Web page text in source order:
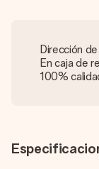
Dirección
En caja de
100%